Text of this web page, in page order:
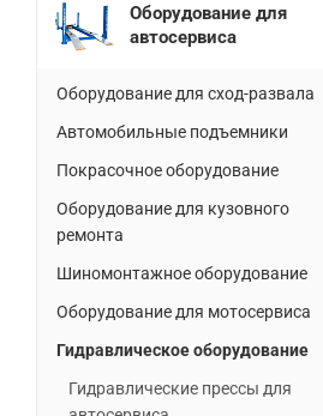
Оборудование для
автосервиса
Оборудование для сход-развала
Автомобильные подъемники
Покрасочное оборудование
Оборудование для кузовного
ремонта
Шиномонтажное оборудование
Оборудование для мотосервиса
Гидравлическое оборудование
Гидравлические прессы для